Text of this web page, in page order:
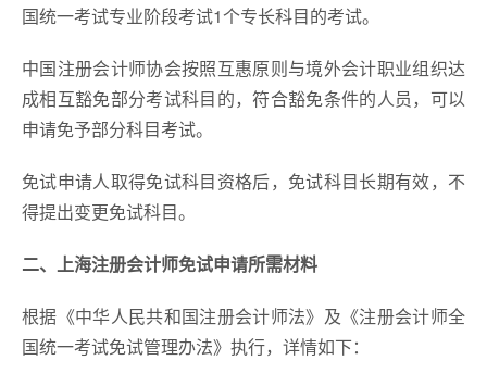
国统一考试专业阶段考试1个专长科目的考试。
中国注册会计师协会按照互惠原则与境外会计职业组织达
成相互豁免部分考试科目的，符合豁免条件的人员，可以
申请免予部分科目考试。
免试申请人取得免试科目资格后，免试科目长期有效，不
得提出变更免试科目。
二、上海注册会计师免试申请所需材料
根据《中华人民共和国注册会计师法》及《注册会计师全
国统一考试免试管理办法》执行，详情如下：